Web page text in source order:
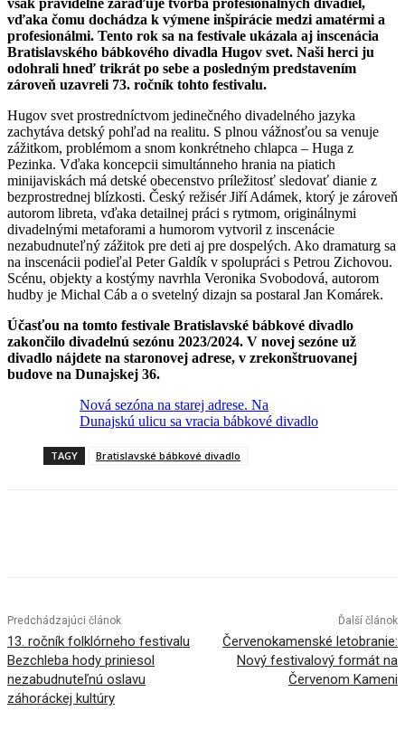
však pravidelne zaraďuje tvorba profesionálnych divadiel,
vďaka čomu dochádza k výmene inšpirácie medzi amatérmi a
profesionálmi. Tento rok sa na festivale ukázala aj inscenácia
Bratislavského bábkového divadla Hugov svet. Naši herci ju
odohrali hneď trikrát po sebe a posledným predstavením
zároveň uzavreli 73. ročník tohto festivalu.
Hugov svet prostredníctvom jedinečného divadelného jazyka
zachytáva detský pohľad na realitu. S plnou vážnosťou sa venuje
zážitkom, problémom a snom konkrétneho chlapca – Huga z
Pezinka. Vďaka koncepcii simultánneho hrania na piatich
minijaviskách má detské obecenstvo príležitosť sledovať dianie z
bezprostrednej blízkosti. Český režisér Jiří Adámek, ktorý je zároveň
autorom libreta, vďaka detailnej práci s rytmom, originálnymi
divadelnými metaforami a humorom vytvoril z inscenácie
nezabudnuteľný zážitok pre deti aj pre dospelých. Ako dramaturg sa
na inscenácii podieľal Peter Galdík v spolupráci s Petrou Zichovou.
Scénu, objekty a kostýmy navrhla Veronika Svobodová, autorom
hudby je Michal Cáb a o svetelný dizajn sa postaral Jan Komárek.
Účasťou na tomto festivale Bratislavské bábkové divadlo
zakončilo divadelnú sezónu 2023/2024. V novej sezóne už
divadlo nájdete na staronovej adrese, v zrekonštruovanej
budove na Dunajskej 36.
Nová sezóna na starej adrese. Na
Dunajskú ulicu sa vracia bábkové divadlo
TAGY Bratislavské bábkové divadlo
Predchádzajúci článok
13. ročník folklórneho festivalu
Bezchleba hody priniesol
nezabudnuteľnú oslavu
záhoráckej kultúry
Ďalší článok
Červenokamenské letobranie:
Nový festivalový formát na
Červenom Kameni